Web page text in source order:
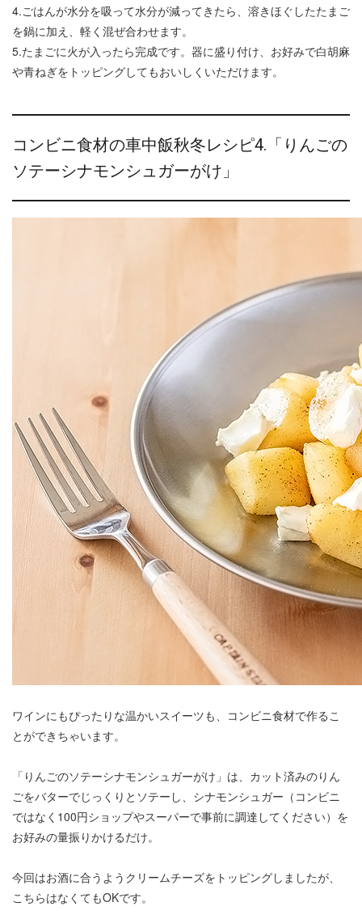
4.ごはんが水分を吸って水分が減ってきたら、溶きほぐしたたまご
を鍋に加え、軽く混ぜ合わせます。
5.たまごに火が入ったら完成です。器に盛り付け、お好みで白胡麻
や青ねぎをトッピングしてもおいしくいただけます。
コンビニ食材の車中飯秋冬レシピ4.「りんごの
ソテーシナモンシュガーがけ」
ワインにもぴったりな温かいスイーツも、コンビニ食材で作るこ
とができちゃいます。
「りんごのソテーシナモンシュガーがけ」は、カット済みのりん
ごをバターでじっくりとソテーし、シナモンシュガー（コンビニ
ではなく100円ショップやスーパーで事前に調達してください）を
お好みの量振りかけるだけ。
今回はお酒に合うようクリームチーズをトッピングしましたが、
こちらはなくてもOKです。